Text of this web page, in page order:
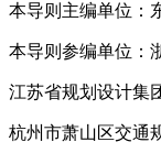
本导则主编单位：
本导则参编单位：
江苏省规划设计集
杭州市萧山区交通